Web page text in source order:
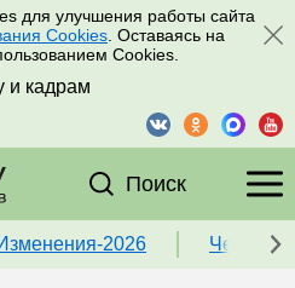
для улучшения работы сайта
Cookies . Оставаясь на
Cookies.
и кадрам
Поиск
2026 Чек-